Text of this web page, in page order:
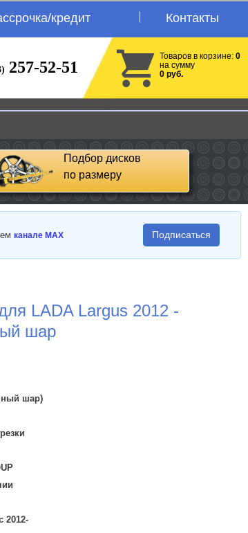
кредит Контакты
257-52-51
Товаров в корзине: 0
на сумму
0 руб.
Подбор дисков
по размеру
канале MAX Подписаться
LADA Largus 2012 -
шар
шар)
2012-